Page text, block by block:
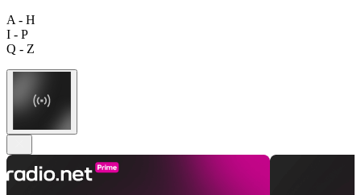
A - H
I - P
Q - Z